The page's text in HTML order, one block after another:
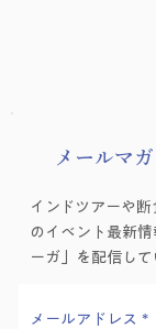
メールマ
インドツアーや
のイベント最新
ーガ」を配信して
メールアドレス *